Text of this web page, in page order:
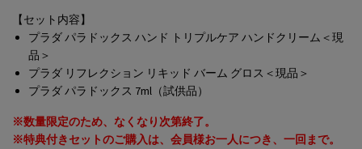
【セット内容】
プラダ パラドックス ハンド トリプルケア ハンドクリーム＜現
品＞
プラダ リフレクション リキッド バーム グロス＜現品＞
プラダ パラドックス 7ml（試供品）
※数量限定のため、なくなり次第終了。
※特典付きセットのご購入は、会員様お一人につき、一回まで。